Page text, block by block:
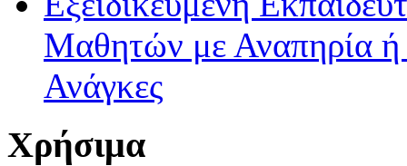
Μαθητών με Αναπηρία ή /
Ανάγκες
Χρήσιμα